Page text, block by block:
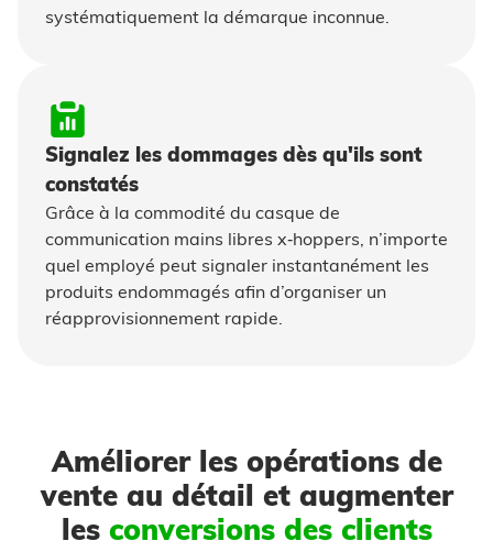
systématiquement la démarque inconnue.
Signalez les dommages dès qu'ils sont
constatés
Grâce à la commodité du casque de
communication mains libres x‑hoppers, n’importe
quel employé peut signaler instantanément les
produits endommagés afin d’organiser un
réapprovisionnement rapide.
Améliorer les opérations de
vente au détail et augmenter
les conversions des clients